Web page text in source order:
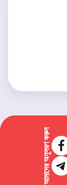
আমাদের অনুসরণ করুন